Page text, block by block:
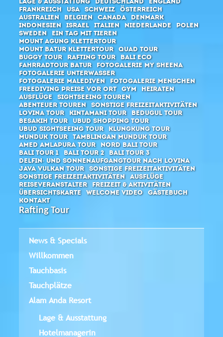
Frankreich
USA Schweiz
Österreich
Australien
Belgien Canada
Denmark
Indonesien
Israel Italien Niederlande
Polen
Sweden
Ein Tag mit Tieren
Mount Agung Klettertour
Mount Batur Klettertour
Quad Tour
Buggy Tour
Rafting Tour
Bali ECO
Fahrradtour Batur
Fotogalerie MY Sheena
Fotogalerie Unterwasser
Fotogalerie Malediven
Fotogalerie Menschen
Freediving Preise vor Ort
Gym
Heiraten
Ausflüge
Sightseeing Touren
Abenteuer Touren
Sonstige Freizeitaktivitäten
Lovina Tour
Kintamani Tour
Bedugul Tour
Besakih Tour
Ubud Shopping Tour
Ubud Sightseeing Tour
Klungkung Tour
Munduk Tour
Tamblingan Munduk Tour
Amed Amlapura Tour
Nord Bali Tour
Bali Tour 1
Bali Tour 2
Bali Tour 3
Delfin- und Sonnenaufgangtour nach Lovina
Java Vulkan Tour
Sonstige Freizeitaktivitäten
Sonstige Freizeitaktivitäten
Ausflüge
Reiseveranstalter
Freizeit & Aktivitäten
Übersichtskarte
Welcome Video
Gästebuch
Kontakt
Rafting Tour
News & Specials
Willkommen
Tauchbasis
Tauchplätze
Alam Anda Resort
Lage & Ausstattung
Hotelmanagerin